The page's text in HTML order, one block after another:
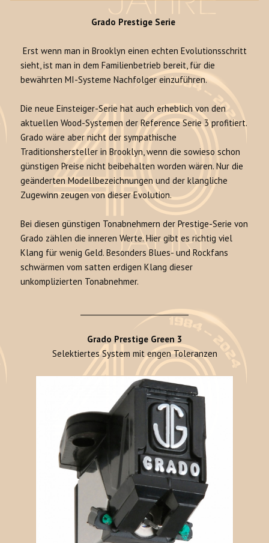
Grado Prestige Serie
Erst wenn man in Brooklyn einen echten Evolutionsschritt
sieht, ist man in dem Familienbetrieb bereit, für die
bewährten MI-Systeme Nachfolger einzuführen.
Die neue Einsteiger-Serie hat auch erheblich von den
aktuellen Wood-Systemen der Reference Serie 3 profitiert.
Grado wäre aber nicht der sympathische
Traditionshersteller in Brooklyn, wenn die sowieso schon
günstigen Preise nicht beibehalten worden wären. Nur die
geänderten Modellbezeichnungen und der klangliche
Zugewinn zeugen von dieser Evolution.
Bei diesen günstigen Tonabnehmern der Prestige-Serie von
Grado zählen die inneren Werte. Hier gibt es richtig viel
Klang für wenig Geld. Besonders Blues- und Rockfans
schwärmen vom satten erdigen Klang dieser
unkomplizierten Tonabnehmer.
______________________________
Grado Prestige Green 3
Selektiertes System mit engen Toleranzen